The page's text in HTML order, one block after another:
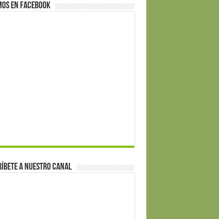
en Facebook
a nuestro canal